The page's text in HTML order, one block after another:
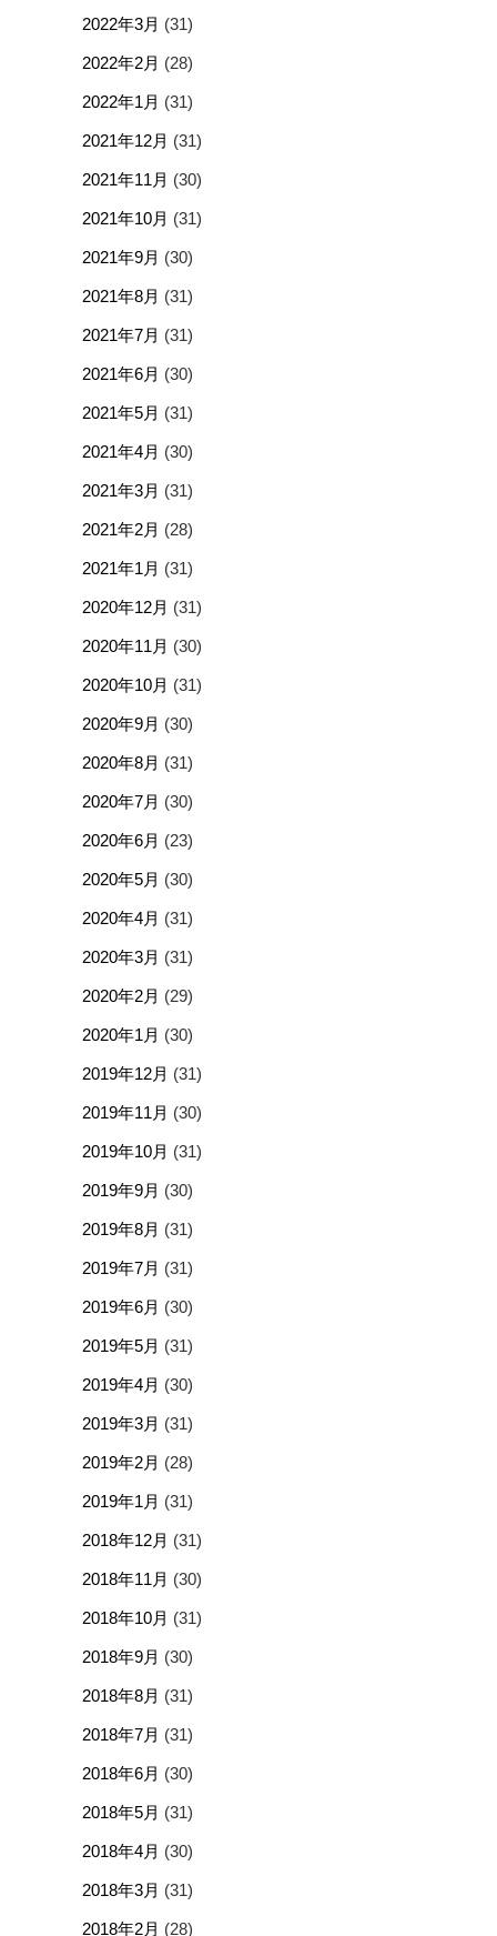
2022年3月 (31)
2022年2月 (28)
2022年1月 (31)
2021年12月 (31)
2021年11月 (30)
2021年10月 (31)
2021年9月 (30)
2021年8月 (31)
2021年7月 (31)
2021年6月 (30)
2021年5月 (31)
2021年4月 (30)
2021年3月 (31)
2021年2月 (28)
2021年1月 (31)
2020年12月 (31)
2020年11月 (30)
2020年10月 (31)
2020年9月 (30)
2020年8月 (31)
2020年7月 (30)
2020年6月 (23)
2020年5月 (30)
2020年4月 (31)
2020年3月 (31)
2020年2月 (29)
2020年1月 (30)
2019年12月 (31)
2019年11月 (30)
2019年10月 (31)
2019年9月 (30)
2019年8月 (31)
2019年7月 (31)
2019年6月 (30)
2019年5月 (31)
2019年4月 (30)
2019年3月 (31)
2019年2月 (28)
2019年1月 (31)
2018年12月 (31)
2018年11月 (30)
2018年10月 (31)
2018年9月 (30)
2018年8月 (31)
2018年7月 (31)
2018年6月 (30)
2018年5月 (31)
2018年4月 (30)
2018年3月 (31)
2018年2月 (28)